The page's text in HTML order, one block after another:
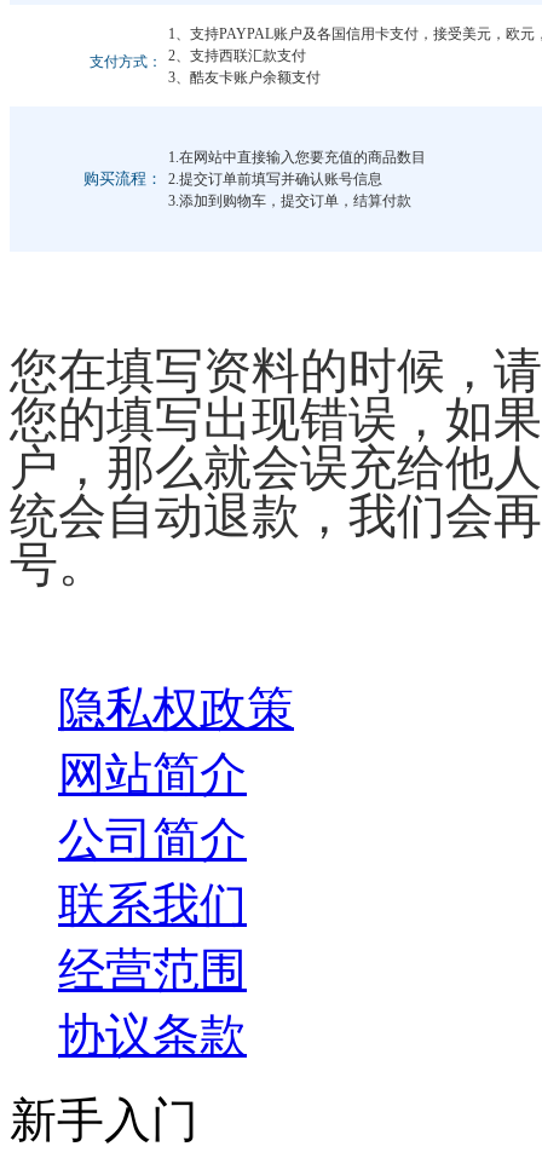
支付方式：
1、支持PAYPAL账户及各国信用卡支付，接受美元，欧
2、支持西联汇款支付
3、酷友卡账户余额支付
购买流程：
1.在网站中直接输入您要充值的商品数目
2.提交订单前填写并确认账号信息
3.添加到购物车，提交订单，结算付款
您在填写资料的时候，
您的填写出现错误，如
户，那么就会误充给他
统会自动退款，我们会
号。
隐私权政策
网站简介
公司简介
联系我们
经营范围
协议条款
新手入门